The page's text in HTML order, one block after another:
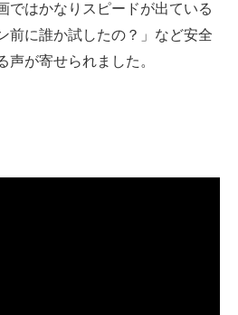
ではかなりスピードが出ている
前に誰か試したの？」など安全
声が寄せられました。